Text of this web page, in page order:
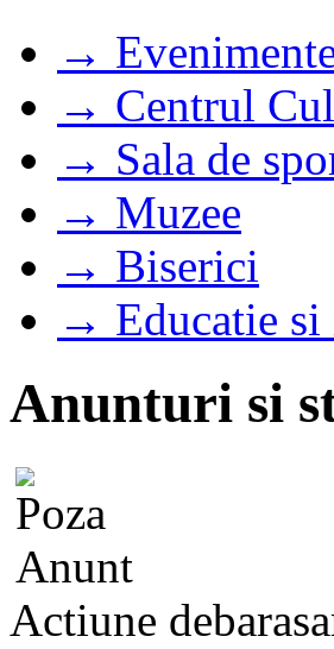
→
→ Centrul
→ Sala de
→ Muzee
→ Biserici
→ Educatie si
Anunturi si
Actiune